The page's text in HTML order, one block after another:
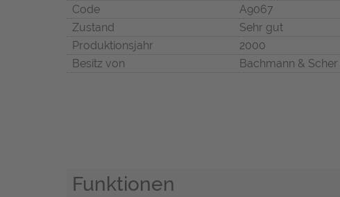
Code
A9067
Zustand
Sehr gut
Produktionsjahr
2000
Besitz von
Bachmann & Scher
Funktionen